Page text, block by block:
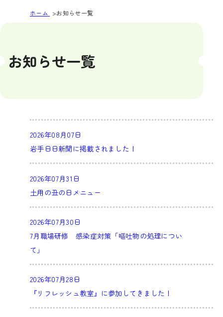
ホーム お知らせ一覧
お知らせ一覧
2026年08月07日
岩手日日新聞に掲載されました！
2026年07月31日
土用の丑の日メニュー
2026年07月30日
7月職場研修 感染症対策「嘔吐物の処理につい
て」
2026年07月28日
『リフレッシュ教室』に参加してきました！